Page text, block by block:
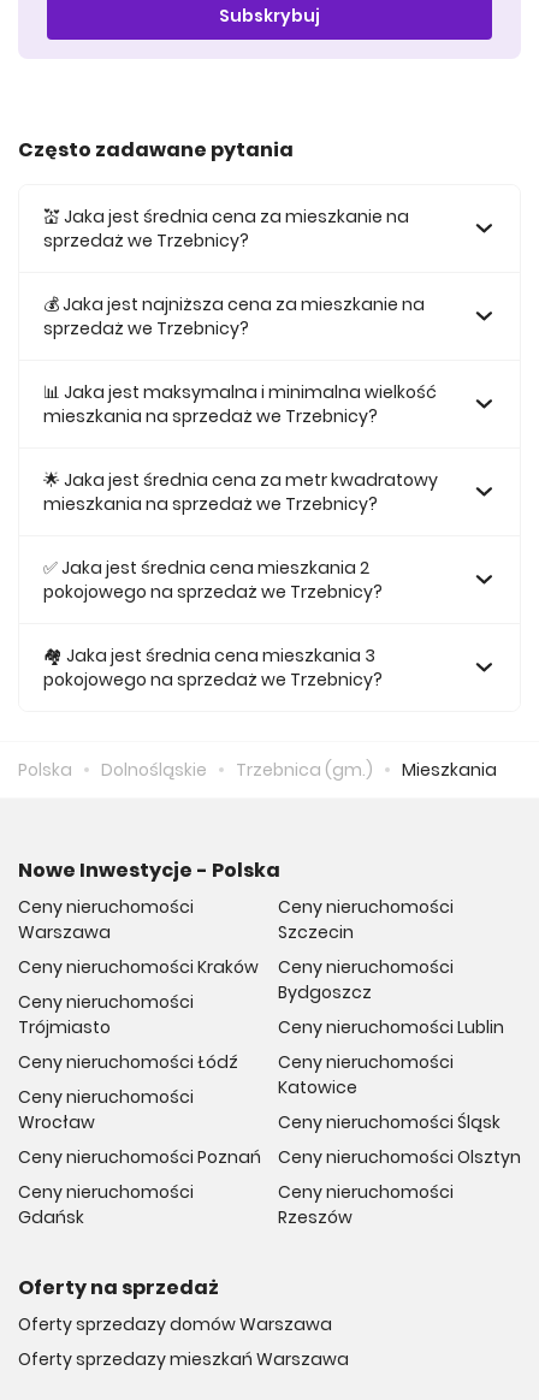
Subskrybuj
Często zadawane pytania
💒 Jaka jest średnia cena za mieszkanie na
sprzedaż we Trzebnicy?
wynosi 507 333 zł.
💰 Jaka jest najniższa cena za mieszkanie na
sprzedaż we Trzebnicy?
wynosi 463 000 zł.
📊 Jaka jest maksymalna i minimalna wielkość
mieszkania na sprzedaż we Trzebnicy?
ofercie ma 61,74, a najmniejsze 45,3.
🌟 Jaka jest średnia cena za metr kwadratowy
mieszkania na sprzedaż we Trzebnicy?
10 108 zł.
✅ Jaka jest średnia cena mieszkania 2
pokojowego na sprzedaż we Trzebnicy?
musimy zapłacić 490 000 zł.
🏘️ Jaka jest średnia cena mieszkania 3
pokojowego na sprzedaż we Trzebnicy?
Polska Dolnośląskie Trzebnica (gm.) Mieszkania
Nowe Inwestycje - Polska
Ceny nieruchomości
Warszawa
Ceny nieruchomości Kraków
Ceny nieruchomości
Trójmiasto
Ceny nieruchomości Łódź
Ceny nieruchomości
Wrocław
Ceny nieruchomości Poznań
Ceny nieruchomości
Gdańsk
Ceny nieruchomości
Szczecin
Ceny nieruchomości
Bydgoszcz
Ceny nieruchomości Lublin
Ceny nieruchomości
Katowice
Ceny nieruchomości Śląsk
Ceny nieruchomości Olsztyn
Ceny nieruchomości
Rzeszów
Oferty na sprzedaż
Oferty sprzedazy domów Warszawa
Oferty sprzedazy mieszkań Warszawa